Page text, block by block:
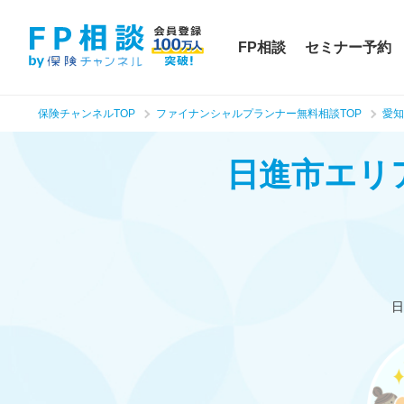
FP相談 セミナー予約
保険チャンネルTOP ファイナンシャルプランナー無料相談TOP 愛
日進市エリ